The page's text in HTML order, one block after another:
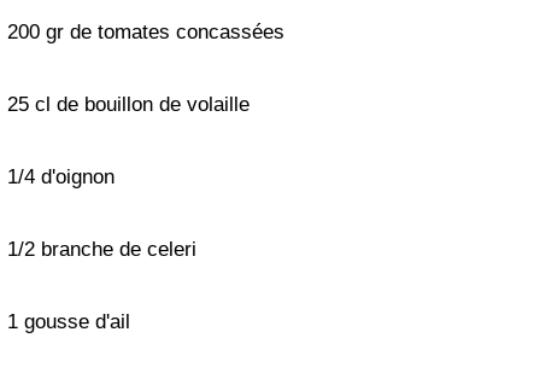
200 gr de tomates concassées
25 cl de bouillon de volaille
1/4 d'oignon
1/2 branche de celeri
1 gousse d'ail